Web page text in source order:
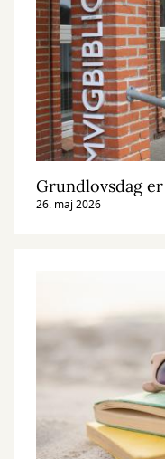
Grundlovsdag
26. maj 2026